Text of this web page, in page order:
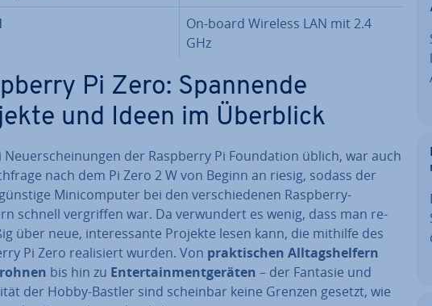
On-board Wireless LAN mit 2.4
GHz
Pi Zero: Spannende
und Ideen im Überblick
Neu­erschei­nun­gen der Raspberry Pi Foun­da­ti­on üblich, war auch
nach dem Pi Zero 2 W von Beginn an riesig, sodass der
Mi­ni­com­pu­ter bei den ver­schie­de­nen Raspberry-
schnell ver­grif­fen war. Da ver­wun­dert es wenig, dass man re­
über neue, in­ter­es­san­te Projekte lesen kann, die mithilfe des
Pi Zero rea­li­siert wurden. Von prak­ti­schen All­tags­hel­fern
bis hin zu En­ter­tain­ment­ge­rä­ten – der Fantasie und
der Hobby-Bastler sind scheinbar keine Grenzen gesetzt, wie